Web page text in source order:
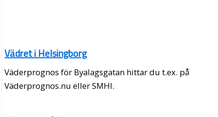
Vädret i Helsingborg
Väderprognos för Byalagsgatan hittar du t.ex. på
Väderprognos.nu eller SMHI.